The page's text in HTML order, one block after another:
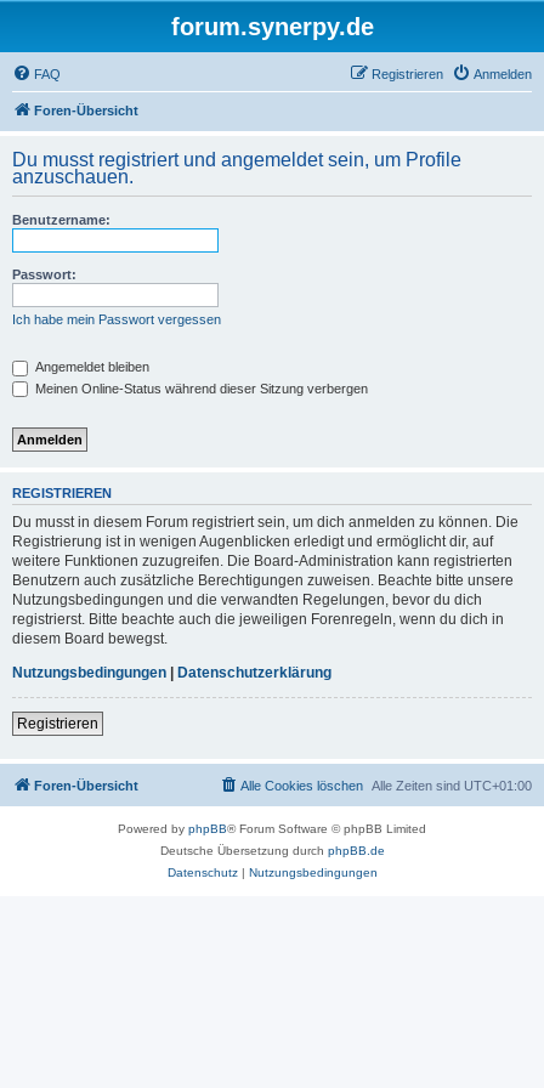
forum.synerpy.de
FAQ Anmelden
Registrieren
Foren-Übersicht
Du musst registriert und angemeldet sein, um Profile
anzuschauen.
Benutzername:
Passwort:
Ich habe mein Passwort vergessen
Angemeldet bleiben
Meinen Online-Status während dieser Sitzung verbergen
REGISTRIEREN
Du musst in diesem Forum registriert sein, um dich anmelden zu können. Die
Registrierung ist in wenigen Augenblicken erledigt und ermöglicht dir, auf
weitere Funktionen zuzugreifen. Die Board-Administration kann registrierten
Benutzern auch zusätzliche Berechtigungen zuweisen. Beachte bitte unsere
Nutzungsbedingungen und die verwandten Regelungen, bevor du dich
registrierst. Bitte beachte auch die jeweiligen Forenregeln, wenn du dich in
diesem Board bewegst.
Nutzungsbedingungen | Datenschutzerklärung
Registrieren
Foren-Übersicht Alle Zeiten sind UTC+01:00
Alle Cookies löschen
Powered by phpBB® Forum Software © phpBB Limited
Deutsche Übersetzung durch phpBB.de
Datenschutz| Nutzungsbedingungen